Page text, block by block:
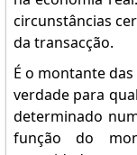
circunstâncias
da transacção.
É o montante
verdade para
determinado
função do